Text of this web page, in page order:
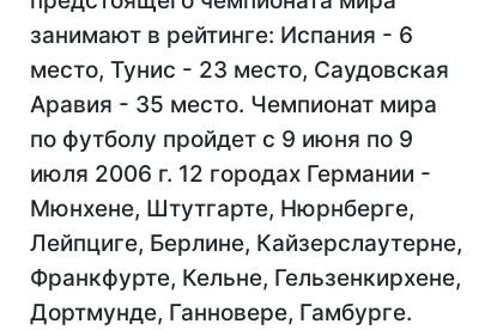
занимают в рейтинге: Испания - 6
место, Тунис - 23 место, Саудовская
Аравия - 35 место. Чемпионат мира
по футболу пройдет с 9 июня по 9
июля 2006 г. 12 городах Германии -
Мюнхене, Штутгарте, Нюрнберге,
Лейпциге, Берлине, Кайзерслаутерне,
Франкфурте, Кельне, Гельзенкирхене,
Дортмунде, Ганновере, Гамбурге.